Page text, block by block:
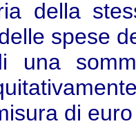
della
spese
una
di